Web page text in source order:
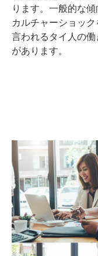
ります。一般的な
カルチャーショッ
言われるタイ人の
があります。